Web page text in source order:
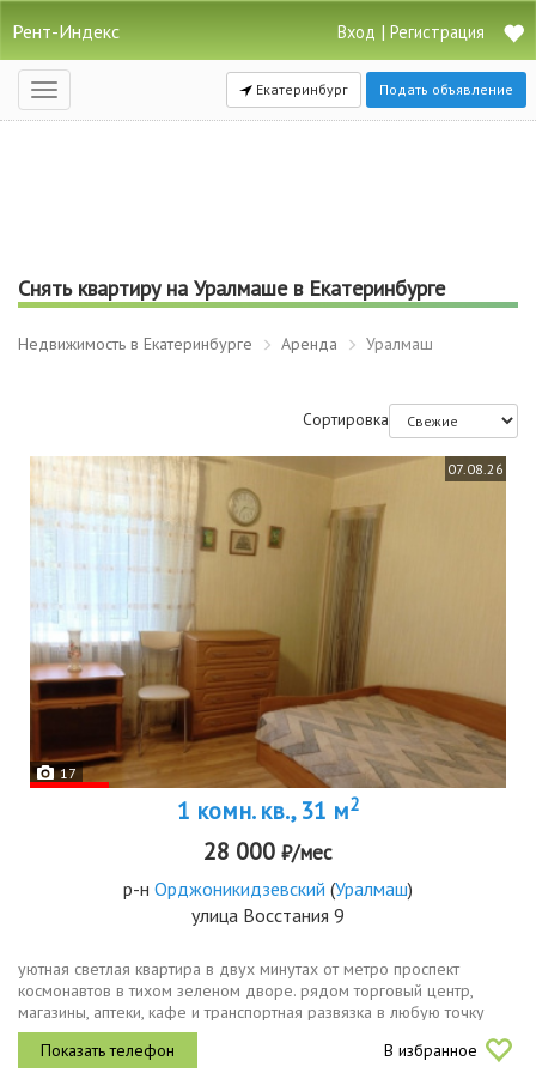
Рент-Индекс Вход | Регистрация
Открыть
навигацию
Екатеринбург Подать объявление
Снять квартиру на Уралмаше в Екатеринбурге
Недвижимость в Екатеринбурге Аренда Уралмаш
Сортировка
07.08.26
17
1 комн. кв., 31 м2
28 000 ₽/мес
р-н Орджоникидзевский (Уралмаш)
улица Восстания 9
уютная светлая квартира в двух минутах от метро проспект
космонавтов в тихом зеленом дворе. рядом торговый центр,
магазины, аптеки, кафе и транспортная развязка в любую точку
города. в квартире есть вся необходимая для проживания мебель,
техника и...
В избранное